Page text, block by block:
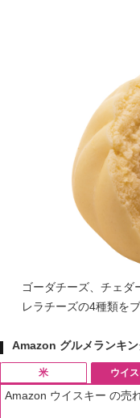
ゴーダチーズ、チェダ
レラチーズの4種類を
Amazon グルメランキ
米 ウイ
Amazon ウイスキー の売